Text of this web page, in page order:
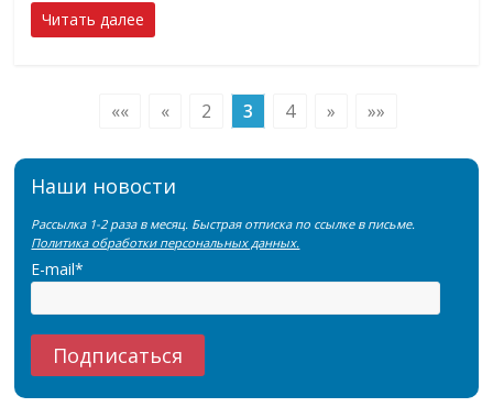
Читать далее
«« « 2 3 4 » »»
Наши новости
Рассылка 1-2 раза в месяц. Быстрая отписка по ссылке в письме.
Политика обработки персональных данных.
E-mail*